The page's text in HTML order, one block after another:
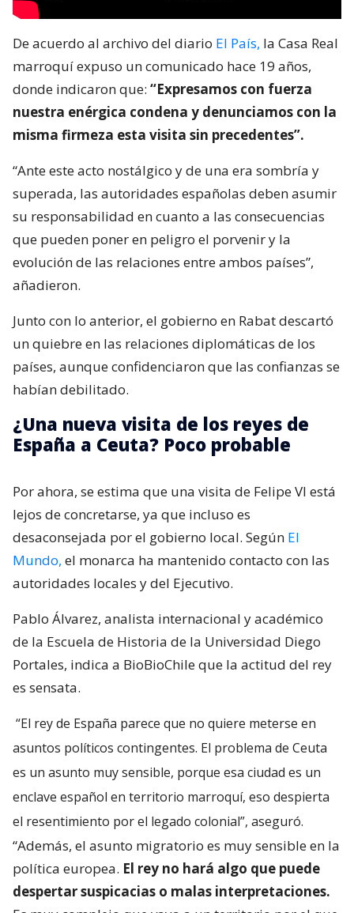
De acuerdo al archivo del diario El País, la Casa Real
marroquí expuso un comunicado hace 19 años,
donde indicaron que: “Expresamos con fuerza
nuestra enérgica condena y denunciamos con la
misma firmeza esta visita sin precedentes”.
“Ante este acto nostálgico y de una era sombría y
superada, las autoridades españolas deben asumir
su responsabilidad en cuanto a las consecuencias
que pueden poner en peligro el porvenir y la
evolución de las relaciones entre ambos países”,
añadieron.
Junto con lo anterior, el gobierno en Rabat descartó
un quiebre en las relaciones diplomáticas de los
países, aunque confidenciaron que las confianzas se
habían debilitado.
¿Una nueva visita de los reyes de
España a Ceuta? Poco probable
Por ahora, se estima que una visita de Felipe VI está
lejos de concretarse, ya que incluso es
desaconsejada por el gobierno local. Según El
Mundo, el monarca ha mantenido contacto con las
autoridades locales y del Ejecutivo.
Pablo Álvarez, analista internacional y académico
de la Escuela de Historia de la Universidad Diego
Portales, indica a BioBioChile que la actitud del rey
es sensata.
“El rey de España parece que no quiere meterse en
asuntos políticos contingentes. El problema de Ceuta
es un asunto muy sensible, porque esa ciudad es un
enclave español en territorio marroquí, eso despierta
el resentimiento por el legado colonial”, aseguró.
“Además, el asunto migratorio es muy sensible en la
política europea. El rey no hará algo que puede
despertar suspicacias o malas interpretaciones.